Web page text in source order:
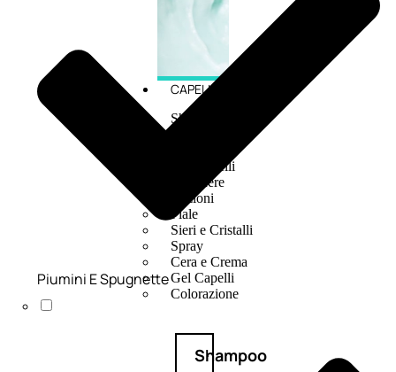
CAPELLI
Shampoo
Olii Capelli
Maschere
Lozioni
Fiale
Sieri e Cristalli
Spray
Cera e Crema
Gel Capelli
Colorazione
Shampoo
Piumini E Spugnette